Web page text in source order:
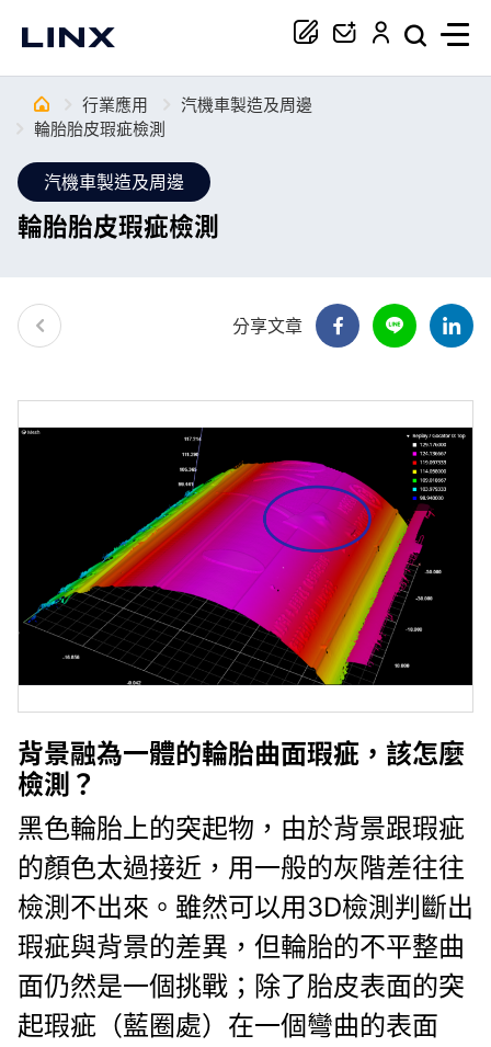
你正在尋找協助嗎？
行業應用
汽機車製造及周邊
輪胎胎皮瑕疵檢測
汽機車製造及周邊
輪胎胎皮瑕疵檢測
分享文章
背景融為一體的輪胎曲面瑕疵，該怎麼
檢測？
黑色輪胎上的突起物，由於背景跟瑕疵
的顏色太過接近，用一般的灰階差往往
檢測不出來。雖然可以用3D檢測判斷出
瑕疵與背景的差異，但輪胎的不平整曲
面仍然是一個挑戰； 除了胎皮表面的突
起瑕疵（藍圈處）在一個彎曲的表面